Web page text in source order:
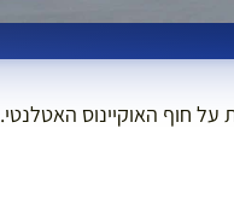
על חוף האוקיינוס האטלנטי.